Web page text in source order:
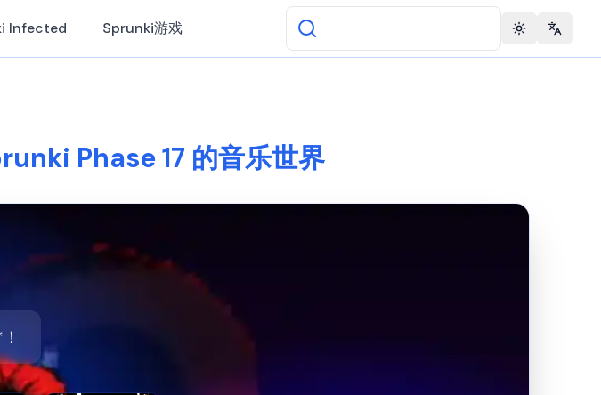
Infected Sprunki游戏 Toggle theme
Phase 17 的音乐世界